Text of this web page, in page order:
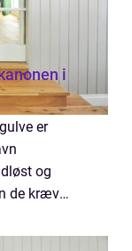
i
er
og
de kræver
begynder